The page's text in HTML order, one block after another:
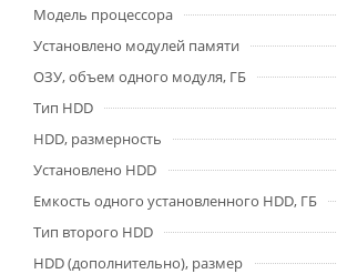
Модель процессора
Установлено модулей памяти
ОЗУ, объем одного модуля, ГБ
Тип HDD
HDD, размерность
Установлено HDD
Емкость одного установленного HDD, ГБ
Тип второго HDD
HDD (дополнительно), размер